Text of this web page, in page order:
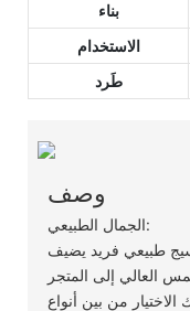
بناء
الاستخدام
طَرد
وصف
الجمال الطبيعي:
طبيعي فريد يضيف
من بين أنواع